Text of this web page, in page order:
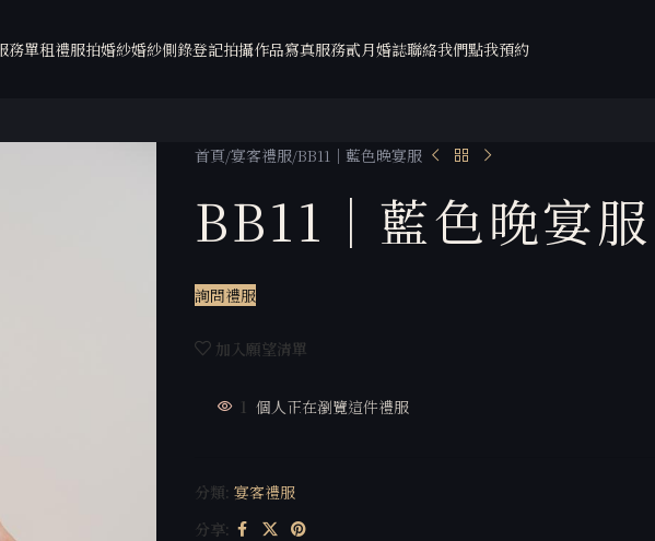
務單租禮服拍婚紗婚紗側錄登記拍攝作品寫真服務貳月婚誌聯絡我們點我預約
首頁 宴客禮服 BB11｜藍色晚宴服
BB11｜藍色晚宴服
詢問禮服
加入願望清單
2 個人正在瀏覽這件禮服
分類: 宴客禮服
分享: